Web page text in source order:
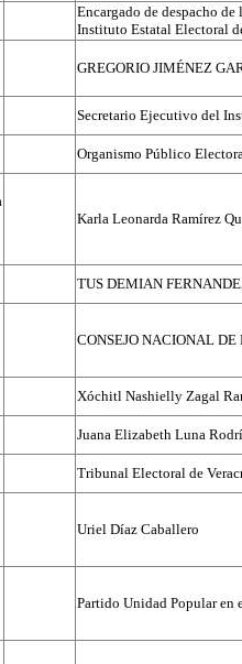
Encargado de despacho
Instituto Estatal Electoral
GREGORIO JIMÉNEZ
Secretario Ejecutivo del
Organismo Público
Karla Leonarda Ramírez
TUS DEMIAN
CONSEJO NACIONAL
Xóchitl Nashielly Zagal
Juana Elizabeth Luna
Tribunal Electoral de
Uriel Díaz Caballero
Partido Unidad Popular en